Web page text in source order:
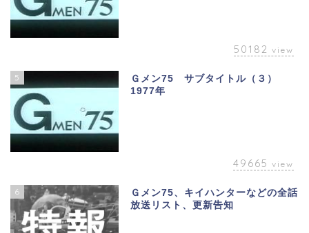
50182 view
5
Ｇメン75 サブタイトル（３）
1977年
49665 view
6
Ｇメン75、キイハンターなどの全話
放送リスト、更新告知